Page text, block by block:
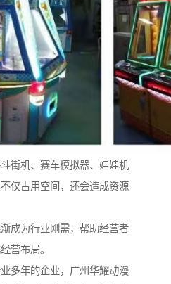
街机、赛车模拟器、娃娃机
仅占用空间，还会造成资源
成为行业刚需，帮助经营者
营布局。
多年的企业，广州华耀动漫